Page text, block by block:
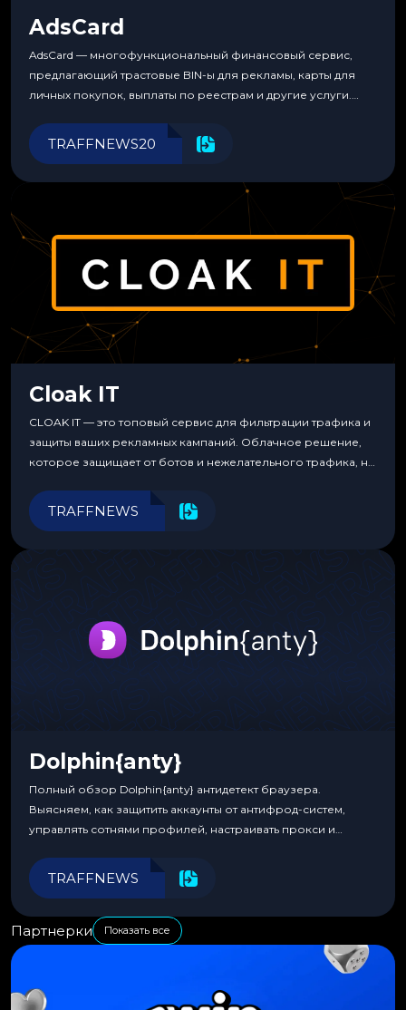
AdsCard
AdsCard — многофункциональный финансовый сервис,
предлагающий трастовые BIN-ы для рекламы, карты для
личных покупок, выплаты по реестрам и другие услуги.
инструменты для управления финансами.
TRAFFNEWS20
Cloak IT
CLOAK IT — это топовый сервис для фильтрации трафика и
защиты ваших рекламных кампаний. Облачное решение,
которое защищает от ботов и нежелательного трафика, не
программирования.
TRAFFNEWS
Dolphin{anty}
Полный обзор Dolphin{anty} антидетект браузера.
Выясняем, как защитить аккаунты от антифрод-систем,
управлять сотнями профилей, настраивать прокси и
эффективности.
TRAFFNEWS
Партнерки Показать все